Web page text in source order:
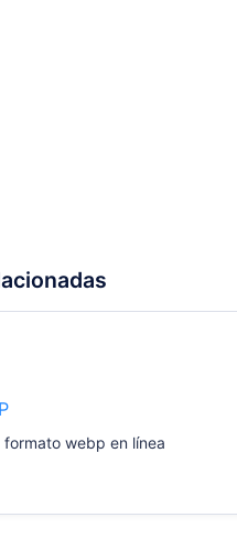
webp en línea